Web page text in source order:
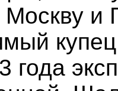
и
года